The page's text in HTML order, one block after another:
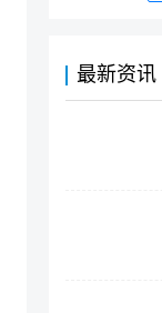
最新资讯